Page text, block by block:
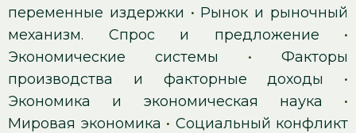
переменные издержки • Рынок и рыночный
механизм. Спрос и предложение •
Экономические системы • Факторы
производства и факторные доходы
•
Экономика и экономическая наука •
Мировая экономика • Социальный конфликт